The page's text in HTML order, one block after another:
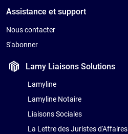
Assistance et support
Nous contacter
S'abonner
Lamy LiaisonsSolutions
Lamyline
Lamyline Notaire
Liaisons Sociales
La Lettre des Juristes d'Affaires